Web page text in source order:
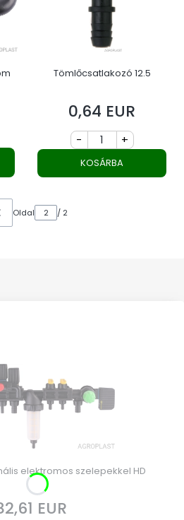
Tömlőcsatlakozó 12.5
Ár
0,64 EUR
- +
KOSÁRBA
Oldal / 2
elektromos szelepekkel HD
EUR